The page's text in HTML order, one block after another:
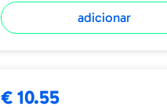
adicionar
€ 10.55